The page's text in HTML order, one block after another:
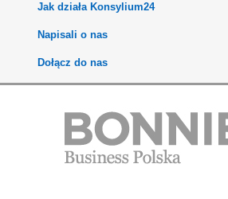
Jak działa Konsylium24
Napisali o nas
Dołącz do nas